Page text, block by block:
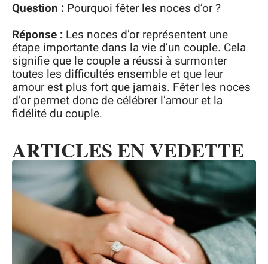
Question : Pourquoi fêter les noces d’or ?
Réponse : Les noces d’or représentent une
étape importante dans la vie d’un couple. Cela
signifie que le couple a réussi à surmonter
toutes les difficultés ensemble et que leur
amour est plus fort que jamais. Fêter les noces
d’or permet donc de célébrer l’amour et la
fidélité du couple.
ARTICLES EN VEDETTE